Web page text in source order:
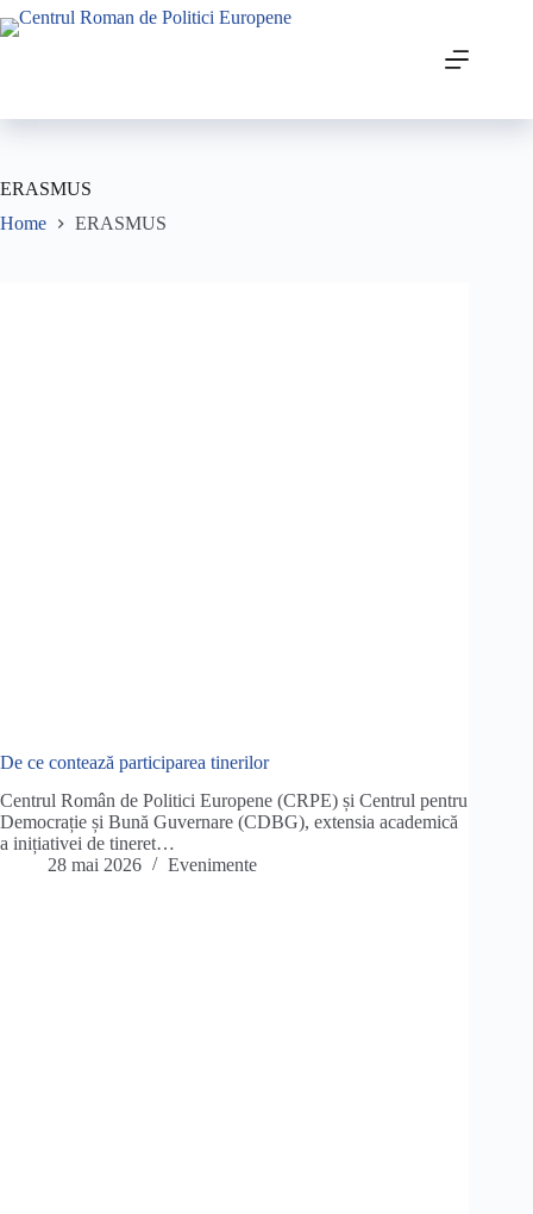
ERASMUS
Home
ERASMUS
De ce contează participarea tinerilor
Centrul Român de Politici Europene (CRPE) și Centrul pentru
Democrație și Bună Guvernare (CDBG), extensia academică
a inițiativei de tineret…
28 mai 2026
Evenimente